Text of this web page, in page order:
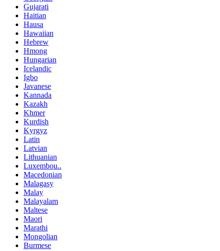
Gujarati
Haitian
Hausa
Hawaiian
Hebrew
Hmong
Hungarian
Icelandic
Igbo
Javanese
Kannada
Kazakh
Khmer
Kurdish
Kyrgyz
Latin
Latvian
Lithuanian
Luxembou..
Macedonian
Malagasy
Malay
Malayalam
Maltese
Maori
Marathi
Mongolian
Burmese